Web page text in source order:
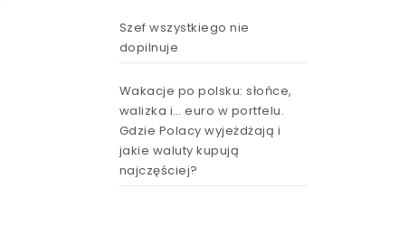
Szef wszystkiego nie
dopilnuje
Wakacje po polsku: słońce,
walizka i… euro w portfelu.
Gdzie Polacy wyjeżdżają i
jakie waluty kupują
najczęściej?